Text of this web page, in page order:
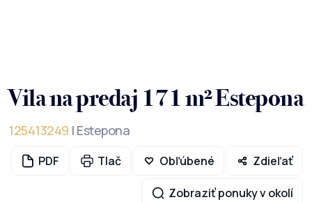
Vila na predaj 171 m² Estepona
125413249 | Estepona
PDF Tlač Obľúbené Zdieľať
Zobraziť ponuky v okolí